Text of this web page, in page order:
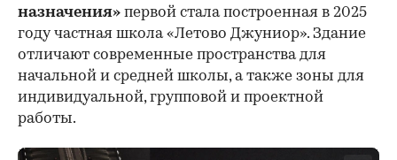
назначения» первой стала построенная в 2025
году частная школа «Летово Джуниор». Здание
отличают современные пространства для
начальной и средней школы, а также зоны для
индивидуальной, групповой и проектной
работы.